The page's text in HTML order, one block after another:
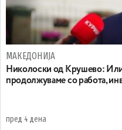
МАКЕДОНИЈА
Николоски од Крушево:
продолжуваме со работа,
пред 4 дена